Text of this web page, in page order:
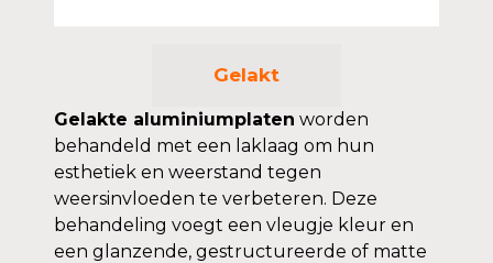
Gelakt
Gelakte aluminiumplaten worden
behandeld met een laklaag om hun
esthetiek en weerstand tegen
weersinvloeden te verbeteren. Deze
behandeling voegt een vleugje kleur en
een glanzende, gestructureerde of matte